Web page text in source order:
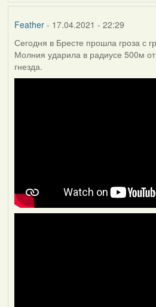
Feather- 17.04.2021 - 22:29
Сегодня в Бресте прошла гроза с
Молния ударила в радиусе 500м от
гнезда.